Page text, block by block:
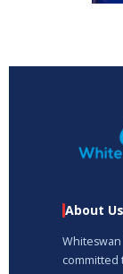
About Us
committed